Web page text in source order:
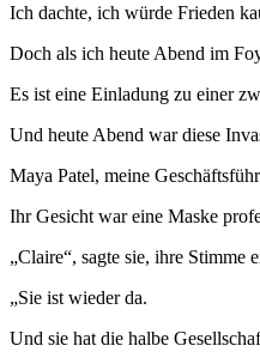
Ich dachte, ich würde Frieden
Doch als ich heute Abend im
Es ist eine Einladung zu einer
Und heute Abend war diese
Maya Patel, meine
Ihr Gesicht war eine Maske
„Claire“, sagte sie, ihre Stimme
„Sie ist wieder da.
Und sie hat die halbe